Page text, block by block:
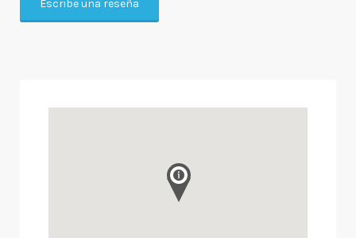
Escribe una reseña